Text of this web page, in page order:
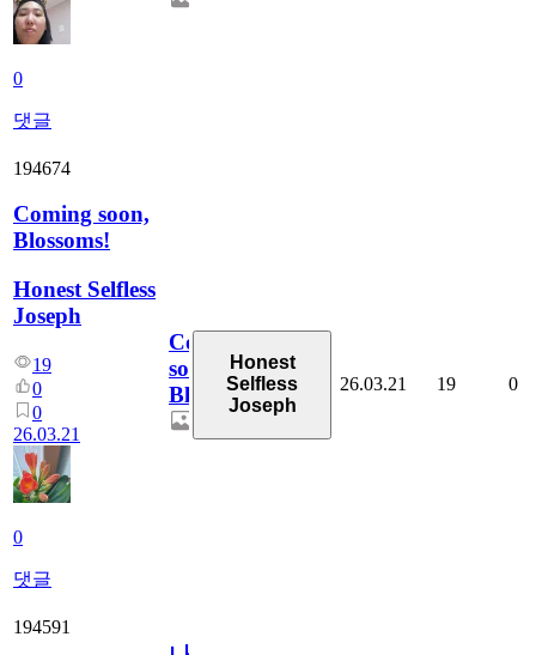
0
댓글
194674
Coming soon,
Blossoms!
Honest Selfless
Joseph
19
0
0
26.03.21
0
댓글
Coming
soon,
Blossoms!
Honest
Selfless
Joseph
26.03.21 19 0
194591